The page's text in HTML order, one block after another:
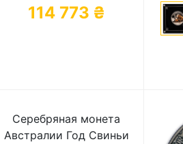
114 773 ₴
Серебряная монета
Австралии Год Свиньи